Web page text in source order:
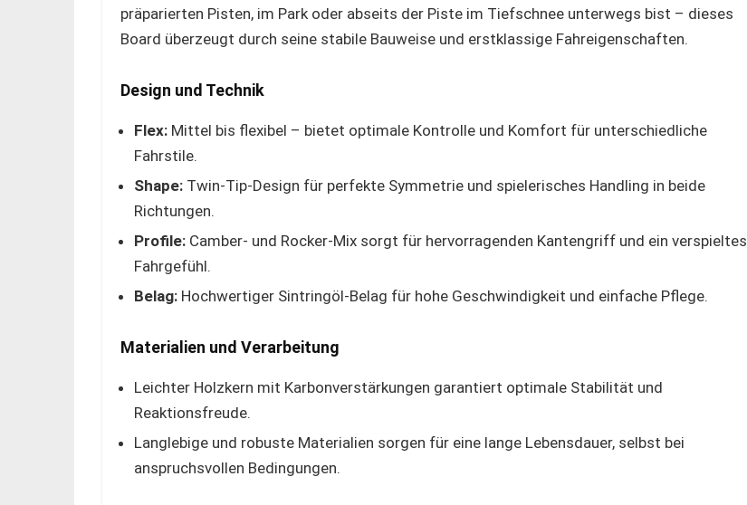
präparierten Pisten, im Park oder abseits der Piste im Tiefschnee unterwegs bist – dieses
Board überzeugt durch seine stabile Bauweise und erstklassige Fahreigenschaften.
Design und Technik
Flex: Mittel bis flexibel – bietet optimale Kontrolle und Komfort für unterschiedliche
Fahrstile.
Shape: Twin-Tip-Design für perfekte Symmetrie und spielerisches Handling in beide
Richtungen.
Profile: Camber- und Rocker-Mix sorgt für hervorragenden Kantengriff und ein verspieltes
Fahrgefühl.
Belag: Hochwertiger Sintringöl-Belag für hohe Geschwindigkeit und einfache Pflege.
Materialien und Verarbeitung
Leichter Holzkern mit Karbonverstärkungen garantiert optimale Stabilität und
Reaktionsfreude.
Langlebige und robuste Materialien sorgen für eine lange Lebensdauer, selbst bei
anspruchsvollen Bedingungen.